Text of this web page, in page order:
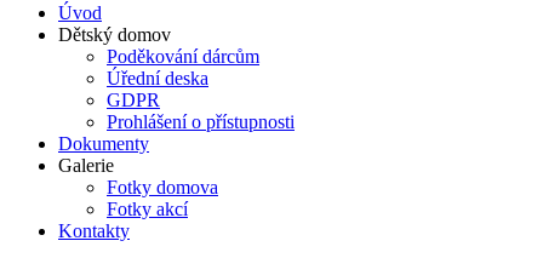
Úvod
Dětský domov
Poděkování dárcům
Úřední deska
GDPR
Prohlášení o přístupnosti
Dokumenty
Galerie
Fotky domova
Fotky akcí
Kontakty